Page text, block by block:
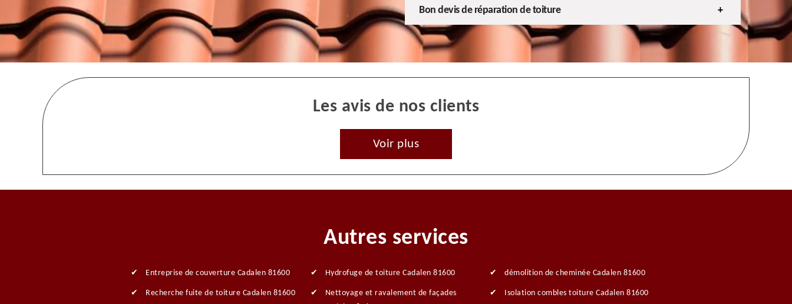
Bon devis de réparation de toiture
Les avis de nos clients
Voir plus
Autres services
Entreprise de couverture Cadalen 81600
Recherche fuite de toiture Cadalen 81600
Hydrofuge de toiture Cadalen 81600
Nettoyage et ravalement de façades
démolition de cheminée Cadalen 81600
Isolation combles toiture Cadalen 81600